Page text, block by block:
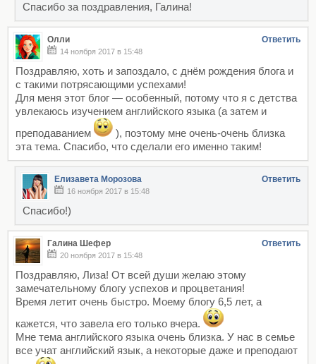
Спасибо за поздравления, Галина!
Олли Ответить
14 ноября 2017 в 15:48
Поздравляю, хоть и запоздало, с днём рождения блога и
с такими потрясающими успехами!
Для меня этот блог — особенный, потому что я с детства
увлекаюсь изучением английского языка (а затем и
преподаванием
), поэтому мне очень-очень близка
эта тема. Спасибо, что сделали его именно таким!
Елизавета Морозова Ответить
16 ноября 2017 в 15:48
Спасибо!)
Галина Шефер Ответить
20 ноября 2017 в 15:48
Поздравляю, Лиза! От всей души желаю этому
замечательному блогу успехов и процветания!
Время летит очень быстро. Моему блогу 6,5 лет, а
кажется, что завела его только вчера.
Мне тема английского языка очень близка. У нас в семье
все учат английский язык, а некоторые даже и преподают